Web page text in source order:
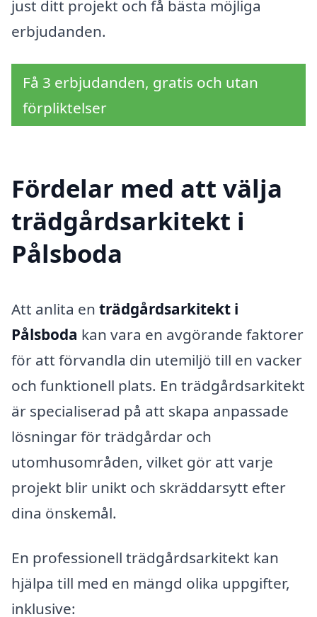
just ditt projekt och få bästa möjliga
erbjudanden.
Få 3 erbjudanden, gratis och utan
förpliktelser
Fördelar med att välja
trädgårdsarkitekt i
Pålsboda
Att anlita en trädgårdsarkitekt i
Pålsboda kan vara en avgörande faktorer
för att förvandla din utemiljö till en vacker
och funktionell plats. En trädgårdsarkitekt
är specialiserad på att skapa anpassade
lösningar för trädgårdar och
utomhusområden, vilket gör att varje
projekt blir unikt och skräddarsytt efter
dina önskemål.
En professionell trädgårdsarkitekt kan
hjälpa till med en mängd olika uppgifter,
inklusive: